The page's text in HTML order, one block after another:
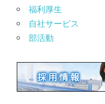
福利厚生
自社サービス
部活動